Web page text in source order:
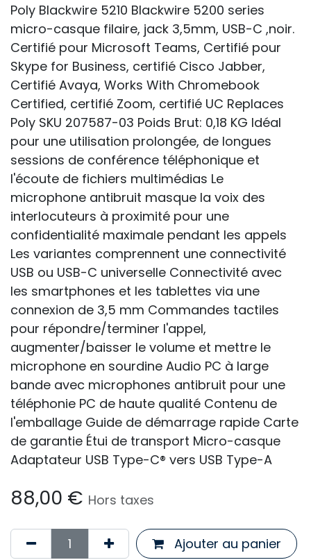
Poly Blackwire 5210 Blackwire 5200 series
micro-casque filaire, jack 3,5mm, USB-C ,noir.
Certifié pour Microsoft Teams, Certifié pour
Skype for Business, certifié Cisco Jabber,
Certifié Avaya, Works With Chromebook
Certified, certifié Zoom, certifié UC Replaces
Poly SKU 207587-03 Poids Brut: 0,18 KG Idéal
pour une utilisation prolongée, de longues
sessions de conférence téléphonique et
l'écoute de fichiers multimédias Le
microphone antibruit masque la voix des
interlocuteurs à proximité pour une
confidentialité maximale pendant les appels
Les variantes comprennent une connectivité
USB ou USB-C universelle Connectivité avec
les smartphones et les tablettes via une
connexion de 3,5 mm Commandes tactiles
pour répondre/terminer l'appel,
augmenter/baisser le volume et mettre le
microphone en sourdine Audio PC à large
bande avec microphones antibruit pour une
téléphonie PC de haute qualité Contenu de
l'emballage Guide de démarrage rapide Carte
de garantie Étui de transport Micro-casque
Adaptateur USB Type-C® vers USB Type-A
88,00 € Hors taxes
Ajouter au panier